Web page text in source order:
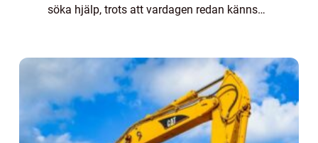
söka hjälp, trots att vardagen redan känns